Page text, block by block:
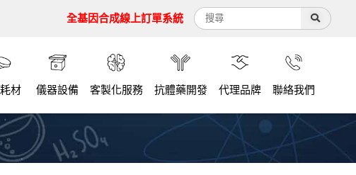
全基因合成線上訂單系統
材 儀器設備 客製化服務 抗體藥開發 代理品牌 聯絡我們